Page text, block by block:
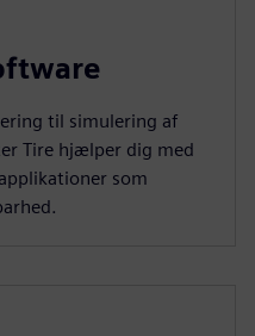
til simulering af
Tire hjælper dig med
som